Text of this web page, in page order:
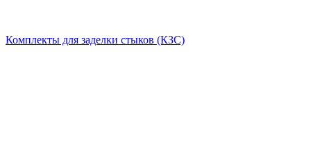
Комплекты для заделки стыков (КЗС)